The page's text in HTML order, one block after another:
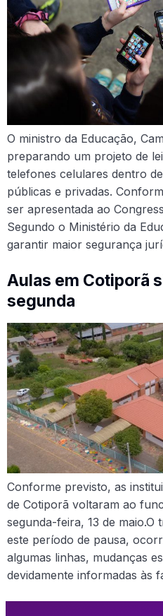
O ministro da Educação,
preparando um projeto de
telefones celulares dentro
públicas e privadas.
ser apresentada ao
Segundo o Ministério da
garantir maior segurança
Aulas em Cotiporã
segunda
Conforme previsto, as
de Cotiporã voltaram ao
segunda-feira, 13 de
este período de pausa,
algumas linhas, mudanças
devidamente informadas às